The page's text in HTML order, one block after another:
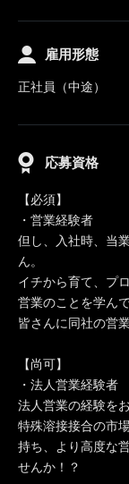
雇用形態
正社員（中途）
応募資格
【必須】
・営業経験者
但し、入社時、当
ん。
イチから育て、プ
営業のことを学ん
皆さんに同社の営
【尚可】
・法人営業経験者
法人営業の経験を
特殊溶接接合の市
持ち、より高度な
せんか！？